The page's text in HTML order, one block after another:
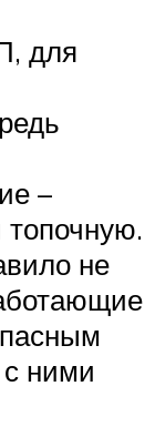
для
–
топочную.
не
ними